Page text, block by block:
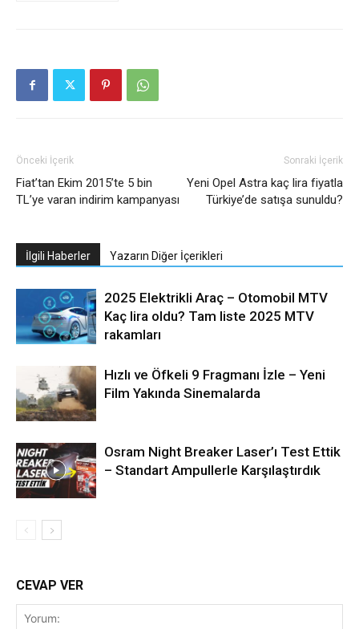
Önceki İçerik
Fiat’tan Ekim 2015’te 5 bin
TL’ye varan indirim kampanyası
Sonraki İçerik
Yeni Opel Astra kaç lira fiyatla
Türkiye’de satışa sunuldu?
İlgili Haberler Yazarın Diğer İçerikleri
2025 Elektrikli Araç – Otomobil MTV
Kaç lira oldu? Tam liste 2025 MTV
rakamları
Hızlı ve Öfkeli 9 Fragmanı İzle – Yeni
Film Yakında Sinemalarda
Osram Night Breaker Laser’ı Test Ettik
– Standart Ampullerle Karşılaştırdık
CEVAP VER